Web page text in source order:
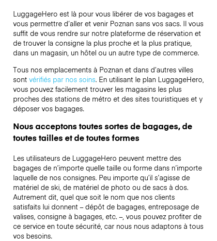
LuggageHero est là pour vous libérer de vos bagages et
vous permettre d’aller et venir Poznan sans vos sacs. Il vous
suffit de vous rendre sur notre plateforme de réservation et
de trouver la consigne la plus proche et la plus pratique,
dans un magasin, un hôtel ou un autre type de commerce.
Tous nos emplacements à Poznan et dans d’autres villes
sont vérifiés par nos soins. En utilisant le plan LuggageHero,
vous pouvez facilement trouver les magasins les plus
proches des stations de métro et des sites touristiques et y
déposer vos bagages.
Nous acceptons toutes sortes de bagages, de
toutes tailles et de toutes formes
Les utilisateurs de LuggageHero peuvent mettre des
bagages de n’importe quelle taille ou forme dans n’importe
laquelle de nos consignes. Peu importe qu’il s’agisse de
matériel de ski, de matériel de photo ou de sacs à dos.
Autrement dit, quel que soit le nom que nos clients
satisfaits lui donnent – dépôt de bagages, entreposage de
valises, consigne à bagages, etc. –, vous pouvez profiter de
ce service en toute sécurité, car nous nous adaptons à tous
vos besoins.